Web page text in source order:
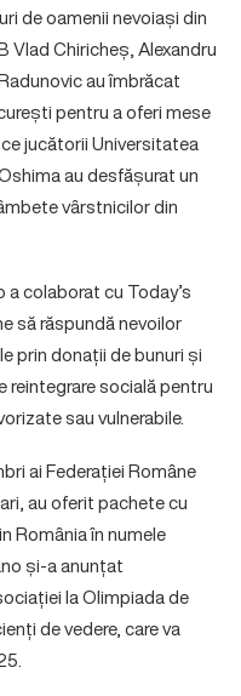
de oamenii nevoiași din
Vlad Chiricheș, Alexandru
au îmbrăcat
pentru a oferi mese
jucătorii Universitatea
au desfășurat un
vârstnicilor din
colaborat cu Today’s
să răspundă nevoilor
prin donații de bunuri și
socială pentru
sau vulnerabile.
ai Federației Române
au oferit pachete cu
România în numele
și-a anunțat
la Olimpiada de
de vedere, care va